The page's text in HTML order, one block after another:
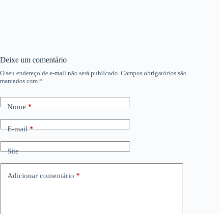
Deixe um comentário
O seu endereço de e-mail não será publicado. Campos obrigatórios são
marcados com *
Nome*
E-mail*
Site
Adicionar comentário *